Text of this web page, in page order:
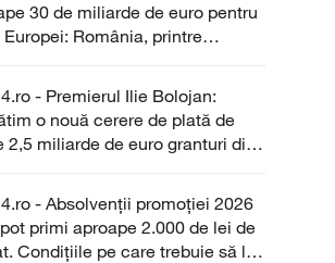
30 de miliarde de euro pentru
Europei: România, printre
noului program EastInvest
- Premierul Ilie Bolojan:
o nouă cerere de plată de
2,5 miliarde de euro granturi din
- Absolvenții promoției 2026
primi aproape 2.000 de lei de
Condițiile pe care trebuie să le